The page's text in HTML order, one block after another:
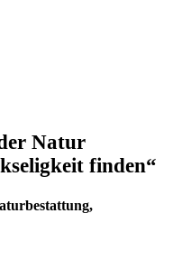
Natur
finden“